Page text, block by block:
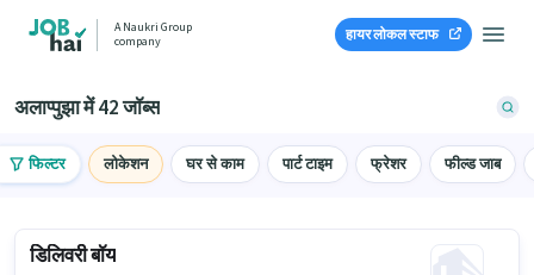
A Naukri Group
company
हायर लोकल स्टाफ
अलाप्पुझा में 42 जॉब्स
फिल्टर लोकेशन घर से काम पार्ट टाइम फ्रेशर फील्ड जाब
डिलिवरी बॉय